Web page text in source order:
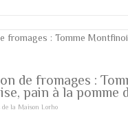
de fromages :
pain à la pomme
de la Maison Lorho